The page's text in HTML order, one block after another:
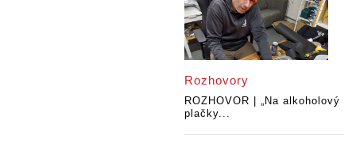
Rozhovory
ROZHOVOR | „Na alkoholový
plačky...